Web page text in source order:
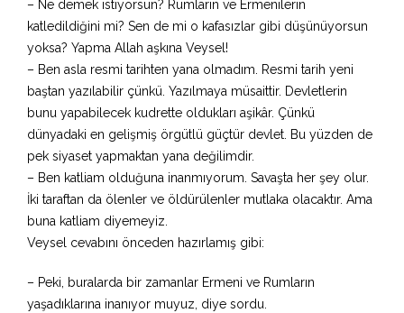
– Ne demek istiyorsun? Rumların ve Ermenilerin
katledildiğini mi? Sen de mi o kafasızlar gibi düşünüyorsun
yoksa? Yapma Allah aşkına Veysel!
– Ben asla resmi tarihten yana olmadım. Resmi tarih yeni
baştan yazılabilir çünkü. Yazılmaya müsaittir. Devletlerin
bunu yapabilecek kudrette oldukları aşikâr. Çünkü
dünyadaki en gelişmiş örgütlü güçtür devlet. Bu yüzden de
pek siyaset yapmaktan yana değilimdir.
– Ben katliam olduğuna inanmıyorum. Savaşta her şey olur.
İki taraftan da ölenler ve öldürülenler mutlaka olacaktır. Ama
buna katliam diyemeyiz.
Veysel cevabını önceden hazırlamış gibi:
– Peki, buralarda bir zamanlar Ermeni ve Rumların
yaşadıklarına inanıyor muyuz, diye sordu.